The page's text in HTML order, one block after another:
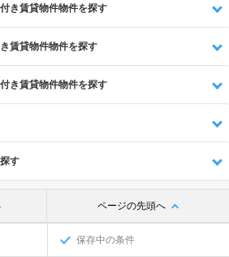
き賃貸物件物件を探す
賃貸物件物件を探す
き賃貸物件物件を探す
す
ページの先頭へ
保存中の条件